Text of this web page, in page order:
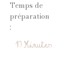
Temps de
préparation
:
10 Minutes